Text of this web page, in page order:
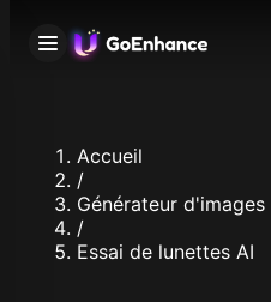
Accueil
/
Générateur d'images
/
Essai de lunettes AI